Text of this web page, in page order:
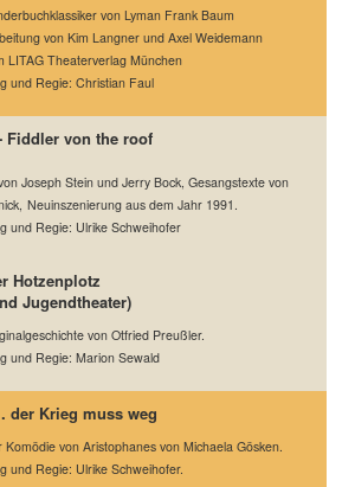
von Lyman Frank Baum
von Kim Langner und Axel Weidemann
LITAG Theaterverlag München
und Regie: Christian Faul
Fiddler von the roof
Joseph Stein und Jerry Bock, Gesangstexte von
Neuinszenierung aus dem Jahr 1991.
und Regie: Ulrike Schweihofer
Hotzenplotz
Jugendtheater)
von Otfried Preußler.
und Regie: Marion Sewald
der Krieg muss weg
Komödie von Aristophanes von Michaela Gösken.
und Regie: Ulrike Schweihofer.